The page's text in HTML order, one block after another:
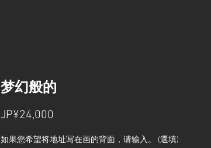
梦幻般的
JP¥24,000
如果您希望将地址写在画的背面，请输入。 (選填)